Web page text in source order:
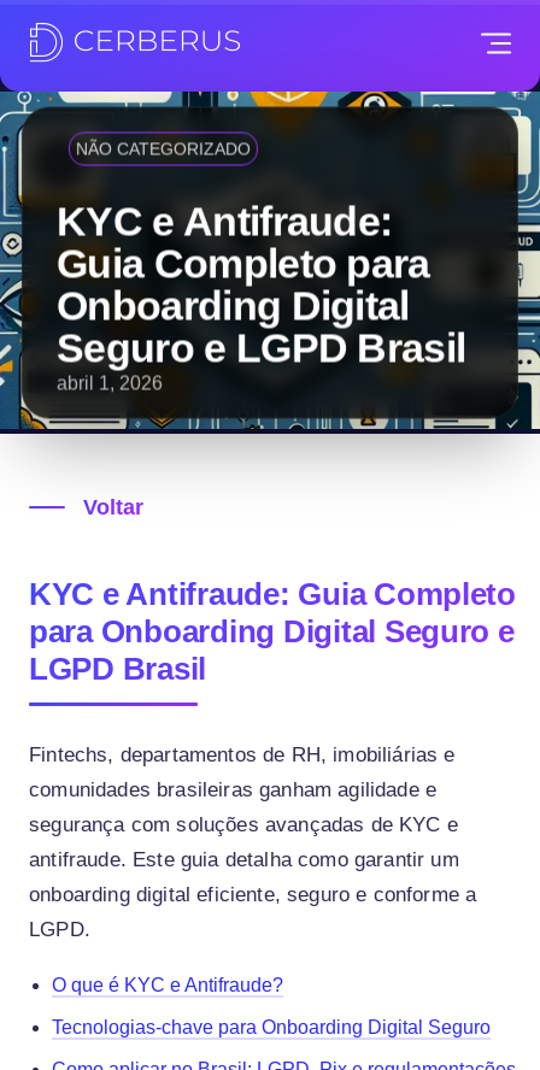
NÃO CATEGORIZADO
KYC e Antifraude:
Guia Completo para
Onboarding Digital
Seguro e LGPD Brasil
abril 1, 2026
Voltar
KYC e Antifraude: Guia Completo
para Onboarding Digital Seguro e
LGPD Brasil
Fintechs, departamentos de RH, imobiliárias e
comunidades brasileiras ganham agilidade e
segurança com soluções avançadas de KYC e
antifraude. Este guia detalha como garantir um
onboarding digital eficiente, seguro e conforme a
LGPD.
O que é KYC e Antifraude?
Tecnologias-chave para Onboarding Digital Seguro